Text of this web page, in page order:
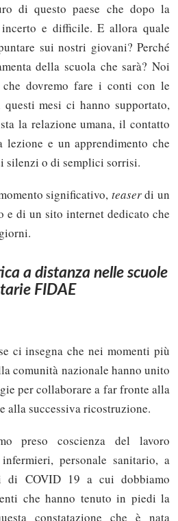
di questo paese che dopo la
e difficile. E allora quale
sui nostri giovani? Perché
della scuola che sarà? Noi
che dovremo fare i conti con le
mesi ci hanno supportato,
la relazione umana, il contatto
e un apprendimento che
silenzi o di semplici sorrisi.
significativo, teaserdi un
e di un sito internet dedicato che
a distanza nelle scuole
FIDAE
ci insegna che nei momenti più
comunità nazionale hanno unito
per collaborare a far fronte alla
alla successiva ricostruzione.
preso coscienza del lavoro
personale sanitario, a
di COVID 19 a cui dobbiamo
che hanno tenuto in piedi la
constatazione che è nata